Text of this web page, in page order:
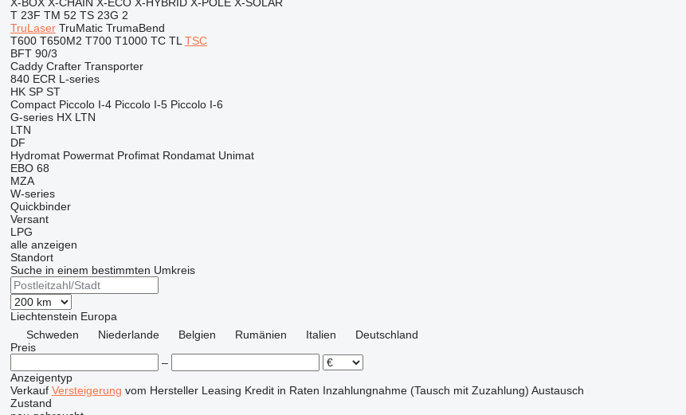
T 23F TM 52 TS 23G 2
TruLaser TruMatic TrumaBend
T600 T650M2 T700 T1000 TC TL TSC
BFT 90/3
Caddy Crafter Transporter
840 ECR L-series
HK SP ST
Compact Piccolo I-4 Piccolo I-5 Piccolo I-6
G-series HX LTN
LTN
DF
Hydromat Powermat Profimat Rondamat Unimat
EBO 68
MZA
W-series
Quickbinder
Versant
LPG
alle anzeigen
Standort
Suche in einem bestimmten Umkreis
Liechtenstein Europa
Schweden
Niederlande Belgien Rumänien Italien
Deutschland
Preis
–
Anzeigentyp
Verkauf Versteigerung vom Hersteller Leasing Kredit in Raten Inzahlungnahme (Tausch mit Zuzahlung) Austausch
Zustand